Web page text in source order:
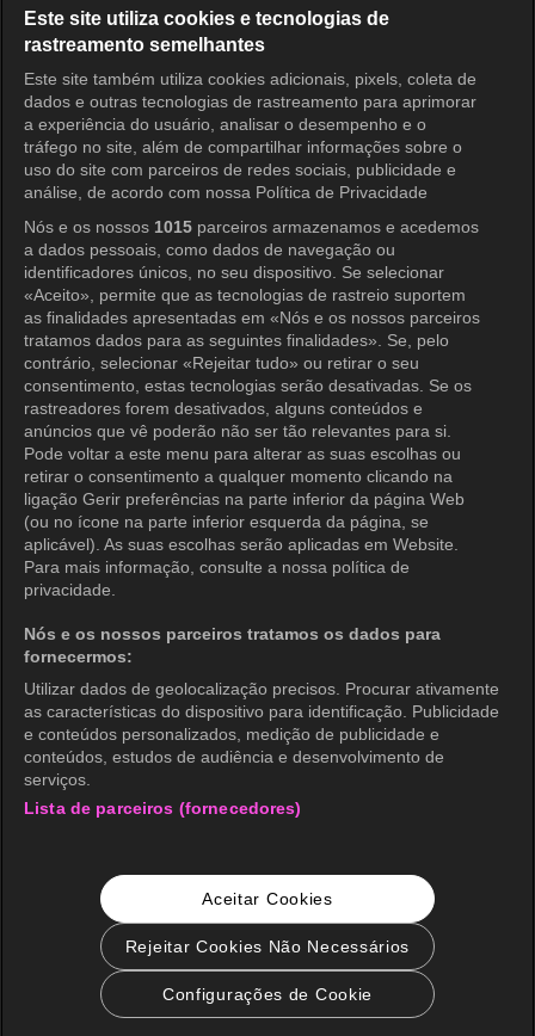
Português
KOCOWA+ Redes Sociais
KOCOWA+
Central de Ajuda
Termos de Uso
Política de Privacidade
Política de Privacidade (Europa)
Política de Privacidade (Oceania)
Política de Privacidade (Brasil)
Direitos de Privacidade da Califórnia
Política de Cookies (Gerenciar
Não Venda Minhas Informações Pessoais
Classificação etária
Acessibilidade
wavve Americas
Consulta de Negócios
© 2026 KOCOWA+. Todos os direitos reservados.
Este site utiliza cookies e tecnologias de
rastreamento semelhantes
Este site também utiliza cookies adicionais, pixels, coleta de
dados e outras tecnologias de rastreamento para aprimorar
a experiência do usuário, analisar o desempenho e o
tráfego no site, além de compartilhar informações sobre o
uso do site com parceiros de redes sociais, publicidade e
análise, de acordo com nossa Política de Privacidade
Nós e os nossos 1015 parceiros armazenamos e acedemos
a dados pessoais, como dados de navegação ou
identificadores únicos, no seu dispositivo. Se selecionar
«Aceito», permite que as tecnologias de rastreio suportem
as finalidades apresentadas em «Nós e os nossos parceiros
tratamos dados para as seguintes finalidades». Se, pelo
contrário, selecionar «Rejeitar tudo» ou retirar o seu
consentimento, estas tecnologias serão desativadas. Se os
rastreadores forem desativados, alguns conteúdos e
anúncios que vê poderão não ser tão relevantes para si.
Pode voltar a este menu para alterar as suas escolhas ou
retirar o consentimento a qualquer momento clicando na
ligação Gerir preferências na parte inferior da página Web
(ou no ícone na parte inferior esquerda da página, se
aplicável). As suas escolhas serão aplicadas em Website.
Para mais informação, consulte a nossa política de
privacidade.
Nós e os nossos parceiros tratamos os dados para
fornecermos:
Utilizar dados de geolocalização precisos. Procurar ativamente
as características do dispositivo para identificação. Publicidade
e conteúdos personalizados, medição de publicidade e
conteúdos, estudos de audiência e desenvolvimento de
serviços.
Lista de parceiros (fornecedores)
Aceitar Cookies
Rejeitar Cookies Não Necessários
Configurações de Cookie